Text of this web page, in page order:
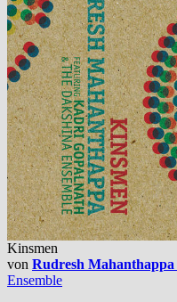
Kinsmen
von Rudresh Mahanthappa
Ensemble